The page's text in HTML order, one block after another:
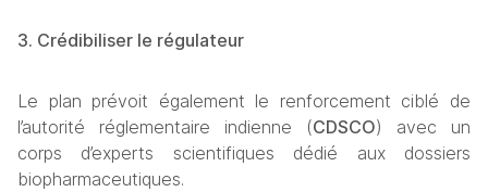
3. Crédibiliser le régulateur
Le plan prévoit également le renforcement ciblé de
l’autorité réglementaire indienne (CDSCO) avec un
corps d’experts scientifiques dédié aux dossiers
biopharmaceutiques.